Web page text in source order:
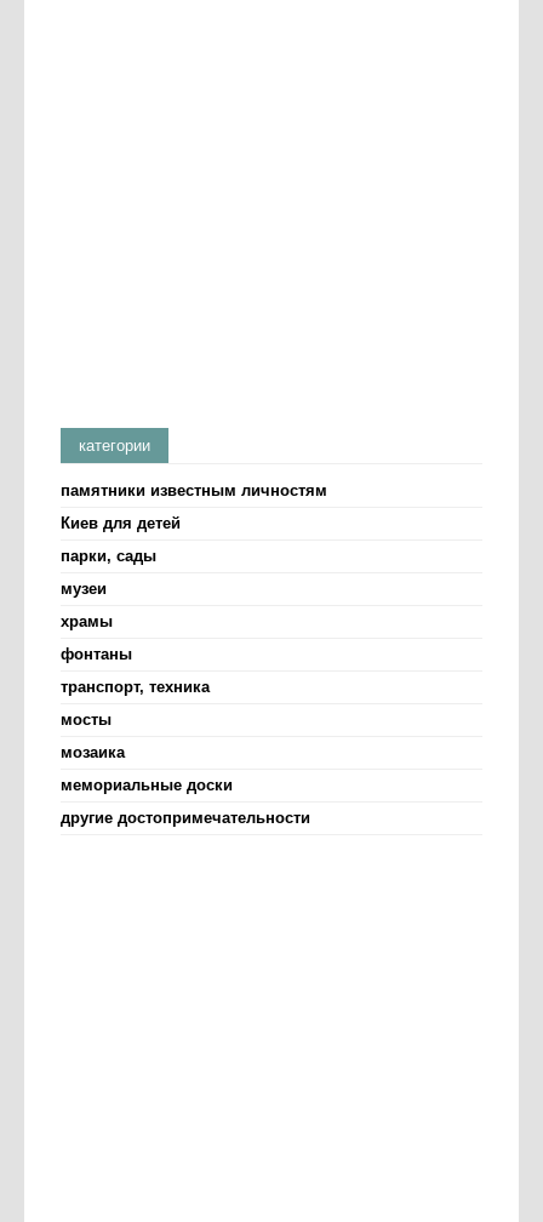
категории
памятники известным личностям
Киев для детей
парки, сады
музеи
храмы
фонтаны
транспорт, техника
мосты
мозаика
мемориальные доски
другие достопримечательности